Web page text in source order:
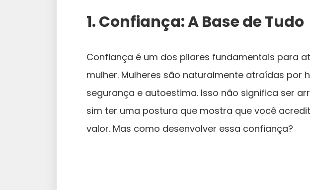
1.Confiança: A Base de Tudo
Confiança é um dos pilares fundamentais para
mulher. Mulheres são naturalmente atraídas por
segurança e autoestima. Isso não significa ser
sim ter uma postura que mostra que você
valor. Mas como desenvolver essa confiança?